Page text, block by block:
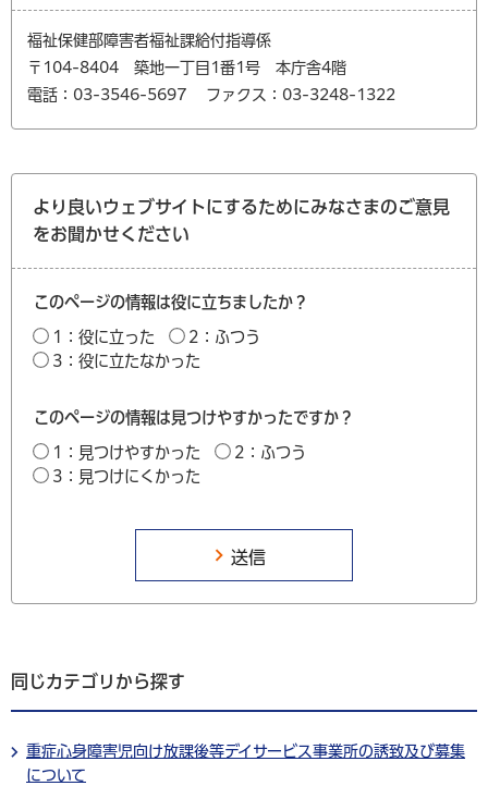
福祉保健部障害者福祉課給付指導係
〒104-8404 築地一丁目1番1号 本庁舎4階
電話：03-3546-5697
ファクス：03-3248-1322
より良いウェブサイトにするためにみなさまのご意見
をお聞かせください
このページの情報は役に立ちましたか？
1：役に立った
2：ふつう
3：役に立たなかった
このページの情報は見つけやすかったですか？
1：見つけやすかった
2：ふつう
3：見つけにくかった
同じカテゴリから探す
重症心身障害児向け放課後等デイサービス事業所の誘致及び募集
について